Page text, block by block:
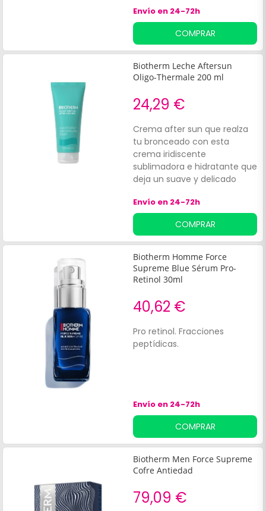
karité y soja.
Envío en 24-72h
COMPRAR
Biotherm Leche Aftersun
Oligo-Thermale 200 ml
24,29 €
Crema after sun que realza
tu bronceado con esta
crema iridiscente
sublimadora e hidratante que
deja un suave y delicado
Esta crema:Protege y nutre la
piel tras la exposición al sol
continuada. Evita el
fotoenvejecimiento
prematuro, las manchas
solares o las arrugas. Tiene
un efecto calmante.
Envío en 24-72h
COMPRAR
Biotherm Homme Force
Supreme Blue Sérum Pro-
Retinol 30ml
40,62 €
Pro retinol. Fracciones
peptídicas.
Envío en 24-72h
COMPRAR
Biotherm Men Force Supreme
Cofre Antiedad
79,09 €